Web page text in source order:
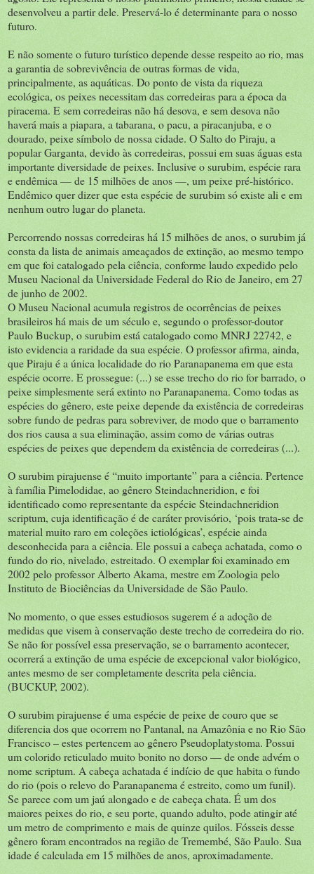
desenvolveu a partir dele. Preservá-lo é determinante para o nosso
futuro.
E não somente o futuro turístico depende desse respeito ao rio, mas
a garantia de sobrevivência de outras formas de vida,
principalmente, as aquáticas. Do ponto de vista da riqueza
ecológica, os peixes necessitam das corredeiras para a época da
piracema. E sem corredeiras não há desova, e sem desova não
haverá mais a piapara, a tabarana, o pacu, a piracanjuba, e o
dourado, peixe símbolo de nossa cidade. O Salto do Piraju, a
popular Garganta, devido às corredeiras, possui em suas águas esta
importante diversidade de peixes. Inclusive o surubim, espécie rara
e endêmica — de 15 milhões de anos —, um peixe pré-histórico.
Endêmico quer dizer que esta espécie de surubim só existe ali e em
nenhum outro lugar do planeta.
Percorrendo nossas corredeiras há 15 milhões de anos, o surubim já
consta da lista de animais ameaçados de extinção, ao mesmo tempo
em que foi catalogado pela ciência, conforme laudo expedido pelo
Museu Nacional da Universidade Federal do Rio de Janeiro, em 27
de junho de 2002.
O Museu Nacional acumula registros de ocorrências de peixes
brasileiros há mais de um século e, segundo o professor-doutor
Paulo Buckup, o surubim está catalogado como MNRJ 22742, e
isto evidencia a raridade da sua espécie. O professor afirma, ainda,
que Piraju é a única localidade do rio Paranapanema em que esta
espécie ocorre. E prossegue: (...) se esse trecho do rio for barrado, o
peixe simplesmente será extinto no Paranapanema. Como todas as
espécies do gênero, este peixe depende da existência de corredeiras
sobre fundo de pedras para sobreviver, de modo que o barramento
dos rios causa a sua eliminação, assim como de várias outras
espécies de peixes que dependem da existência de corredeiras (...).
O surubim pirajuense é “muito importante” para a ciência. Pertence
à família Pimelodidae, ao gênero Steindachneridion, e foi
identificado como representante da espécie Steindachneridion
scriptum, cuja identificação é de caráter provisório, ‘pois trata-se de
material muito raro em coleções ictiológicas’, espécie ainda
desconhecida para a ciência. Ele possui a cabeça achatada, como o
fundo do rio, nivelado, estreitado. O exemplar foi examinado em
2002 pelo professor Alberto Akama, mestre em Zoologia pelo
Instituto de Biociências da Universidade de São Paulo.
No momento, o que esses estudiosos sugerem é a adoção de
medidas que visem à conservação deste trecho de corredeira do rio.
Se não for possível essa preservação, se o barramento acontecer,
ocorrerá a extinção de uma espécie de excepcional valor biológico,
antes mesmo de ser completamente descrita pela ciência.
(BUCKUP, 2002).
O surubim pirajuense é uma espécie de peixe de couro que se
diferencia dos que ocorrem no Pantanal, na Amazônia e no Rio São
Francisco – estes pertencem ao gênero Pseudoplatystoma. Possui
um colorido reticulado muito bonito no dorso — de onde advém o
nome scriptum. A cabeça achatada é indício de que habita o fundo
do rio (pois o relevo do Paranapanema é estreito, como um funil).
Se parece com um jaú alongado e de cabeça chata. É um dos
maiores peixes do rio, e seu porte, quando adulto, pode atingir até
um metro de comprimento e mais de quinze quilos. Fósseis desse
gênero foram encontrados na região de Tremembé, São Paulo. Sua
idade é calculada em 15 milhões de anos, aproximadamente.